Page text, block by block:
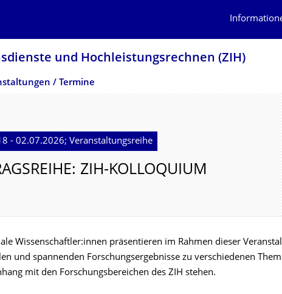
und Hochleistungs­rechnen (ZIH)
/ Termine
- 02.07.2026; Veranstaltungsreihe
ZIH-KOLLOQUIUM
Wissenschaftler:innen präsentieren im Rahmen dieser
und spannenden Forschungsergebnisse zu verschiedenen
mit den Forschungsbereichen des ZIH stehen.